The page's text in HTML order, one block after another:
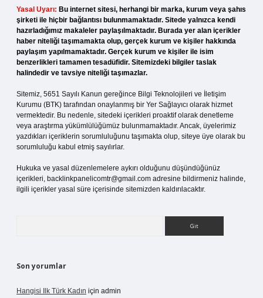
Yasal Uyarı: Bu internet sitesi, herhangi bir marka, kurum veya şahıs
şirketi ile hiçbir bağlantısı bulunmamaktadır. Sitede yalnızca kendi
hazırladığımız makaleler paylaşılmaktadır. Burada yer alan içerikler
haber niteliği taşımamakta olup, gerçek kurum ve kişiler hakkında
paylaşım yapılmamaktadır. Gerçek kurum ve kişiler ile isim
benzerlikleri tamamen tesadüfidir. Sitemizdeki bilgiler taslak
halindedir ve tavsiye niteliği taşımazlar.
Sitemiz, 5651 Sayılı Kanun gereğince Bilgi Teknolojileri ve İletişim
Kurumu (BTK) tarafından onaylanmış bir Yer Sağlayıcı olarak hizmet
vermektedir. Bu nedenle, sitedeki içerikleri proaktif olarak denetleme
veya araştırma yükümlülüğümüz bulunmamaktadır. Ancak, üyelerimiz
yazdıkları içeriklerin sorumluluğunu taşımakta olup, siteye üye olarak bu
sorumluluğu kabul etmiş sayılırlar.
Hukuka ve yasal düzenlemelere aykırı olduğunu düşündüğünüz
içerikleri, backlinkpanelicomtr@gmail.com adresine bildirmeniz halinde,
ilgili içerikler yasal süre içerisinde sitemizden kaldırılacaktır.
Son yorumlar
Hangisi Ilk Türk Kadın için admin